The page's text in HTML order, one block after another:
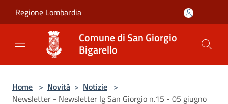
Regione Lombardia
Comune di San Giorgio
Bigarello
Home > Novità > Notizie >
Newsletter - Newsletter Ig San Giorgio n.15 - 05 giugno